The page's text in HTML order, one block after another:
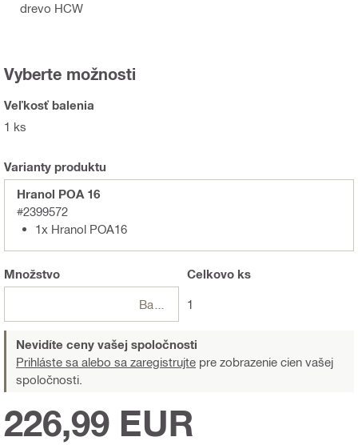
drevo HCW
Vyberte možnosti
Veľkosť balenia
1 ks
Varianty produktu
Hranol POA 16
#2399572
1x Hranol POA16
Množstvo Celkovo ks
1
Nevidíte ceny vašej spoločnosti
Prihláste sa alebo sa zaregistrujte pre zobrazenie cien vašej
spoločnosti.
226,99 EUR